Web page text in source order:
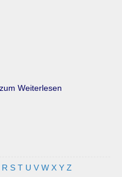
R S T U V W X Y Z